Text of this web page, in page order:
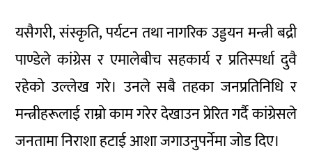
यसैगरी, संस्कृति, पर्यटन तथा नागरिक उड्डयन मन्त्री बद्री
पाण्डेले कांग्रेस र एमालेबीच सहकार्य र प्रतिस्पर्धा दुवै
रहेको उल्लेख गरे। उनले सबै तहका जनप्रतिनिधि र
मन्त्रीहरूलाई राम्रो काम गरेर देखाउन प्रेरित गर्दै कांग्रेसले
जनतामा निराशा हटाई आशा जगाउनुपर्नेमा जोड दिए।